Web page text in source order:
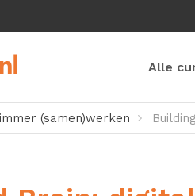
Alle
(samen)werken